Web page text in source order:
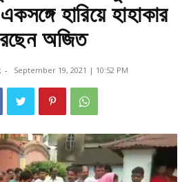
হারিয়ে হাহাকার
অজিত
- September 19, 2021 | 10:52 PM